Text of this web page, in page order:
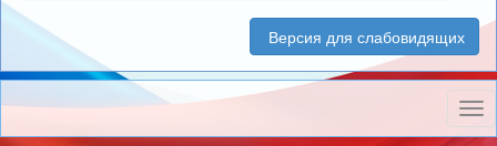
Версия для слабовидящих